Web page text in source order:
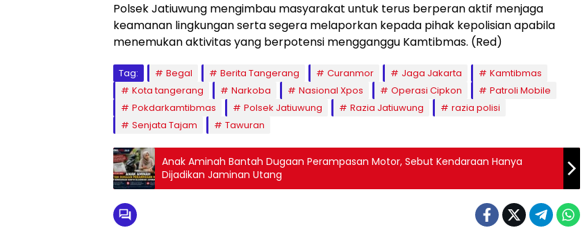
Polsek Jatiuwung mengimbau masyarakat untuk terus berperan aktif menjaga
keamanan lingkungan serta segera melaporkan kepada pihak kepolisian apabila
menemukan aktivitas yang berpotensi mengganggu Kamtibmas. (Red)
Tag: Begal Berita Tangerang Curanmor Jaga Jakarta
Kamtibmas
Kota tangerang
Narkoba Nasional Xpos Operasi Cipkon
Patroli Mobile
Pokdarkamtibmas
Polsek Jatiuwung Razia Jatiuwung
razia polisi
Senjata Tajam
Tawuran
Anak Aminah Bantah Dugaan Perampasan Motor, Sebut Kendaraan Hanya
Dijadikan Jaminan Utang